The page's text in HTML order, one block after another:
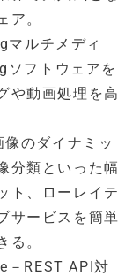
ア。
マルチメディ
ソフトウェアを
や動画処理を高
像のダイナミッ
分類といった幅
ト、ローレイテ
サービスを簡単
る。
－REST API対